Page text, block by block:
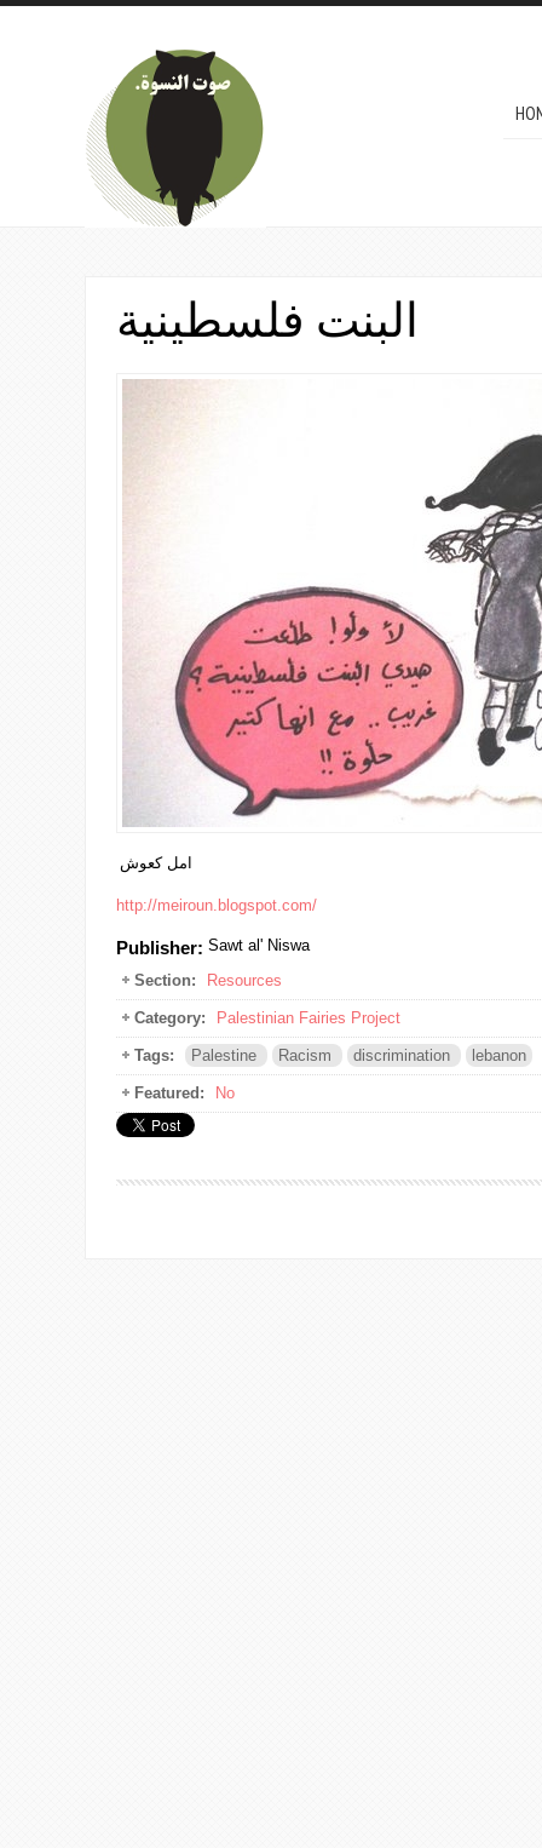
Skip to main content
البنت فلسطينية
امل كعوش
http://meiroun.blogspot.com/
Publisher: Sawt al' Niswa
Section:
Resources
Category: Palestinian Fairies Project
Tags: Palestine Racism discrimination lebanon
Featured: No